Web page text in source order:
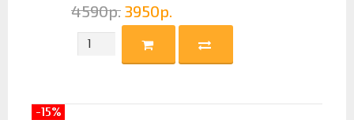
4590р. 3950р.
-15%